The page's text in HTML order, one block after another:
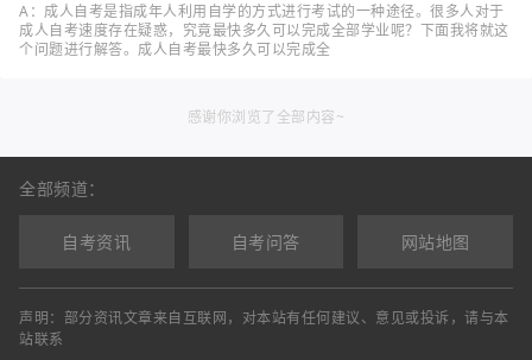
A：成人自考是指成年人利用自学的方式进行考试的一种途径。很多人对于
成人自考速度存在疑惑，究竟最快多久可以完成全部学业呢？下面我将就这
个问题进行解答。成人自考最快多久可以完成全
感谢你浏览了全部内容~
全部频道：
自考资讯 自考问答 网站地图
声明：部分资讯文章来自互联网，对本站有任何建议、意见或投诉，请与本
站联系